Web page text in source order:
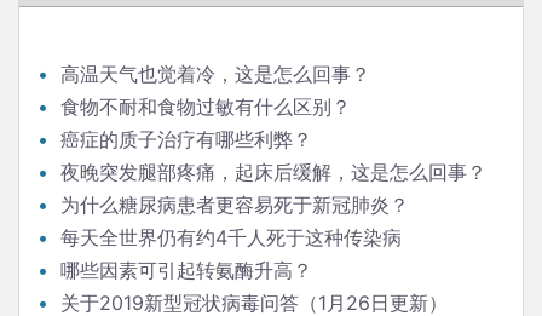
高温天气也觉着冷，这是怎么回事？
食物不耐和食物过敏有什么区别？
癌症的质子治疗有哪些利弊？
夜晚突发腿部疼痛，起床后缓解，这是怎么回事？
为什么糖尿病患者更容易死于新冠肺炎？
每天全世界仍有约4千人死于这种传染病
哪些因素可引起转氨酶升高？
关于2019新型冠状病毒问答（1月26日更新）